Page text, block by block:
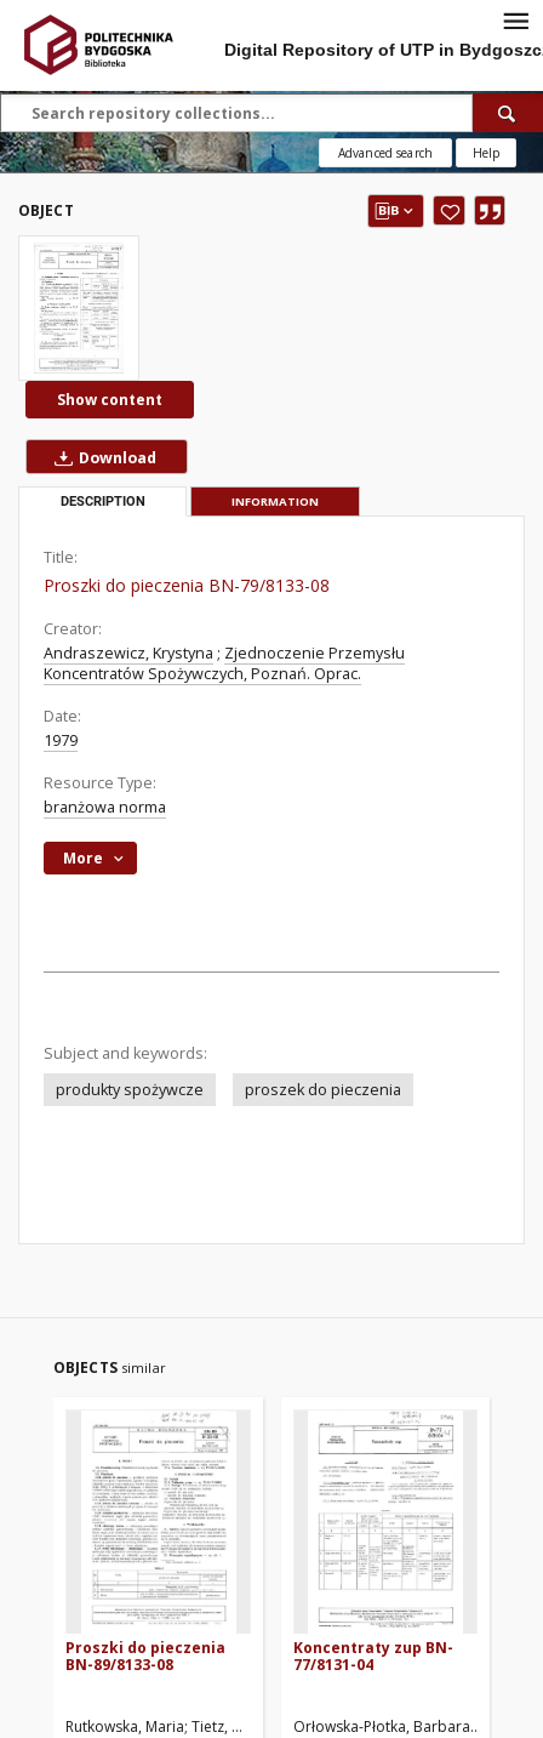
Digital Repository of UTP in
Advanced search Help
OBJECT
Show content
Download
DESCRIPTION INFORMATION
Title:
Proszki do pieczenia BN-79/8133-08
Creator:
Andraszewicz, Krystyna ; Zjednoczenie Przemysłu
Koncentratów Spożywczych, Poznań. Oprac.
Date:
1979
Resource Type:
branżowa norma
More
Subject and keywords:
produkty spożywcze
proszek do pieczenia
OBJECTS similar
Proszki do pieczenia
BN-89/8133-08
Rutkowska, Maria Tietz, Bogumiła Centralne Laboratorium
Koncentraty zup BN-
77/8131-04
Orłowska-Płotka, Barbara